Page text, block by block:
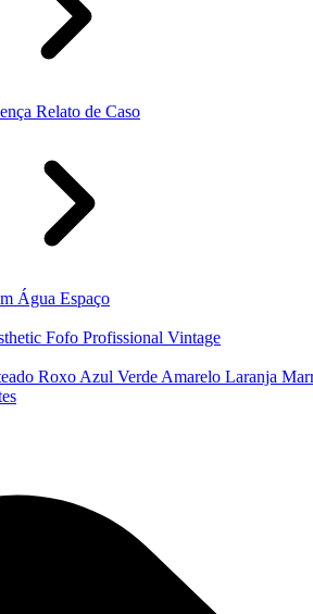
Relato de Caso
Água Espaço
Fofo Profissional Vintage
Roxo Azul Verde Amarelo Laranja